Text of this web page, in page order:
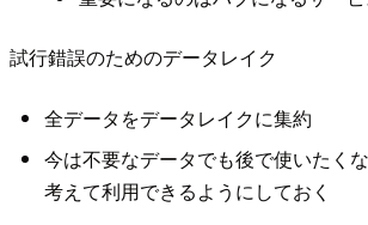
試行錯誤のためのデータレイク
全データをデータレイクに集約
今は不要なデータでも後で使いたく
考えて利用できるようにしておく